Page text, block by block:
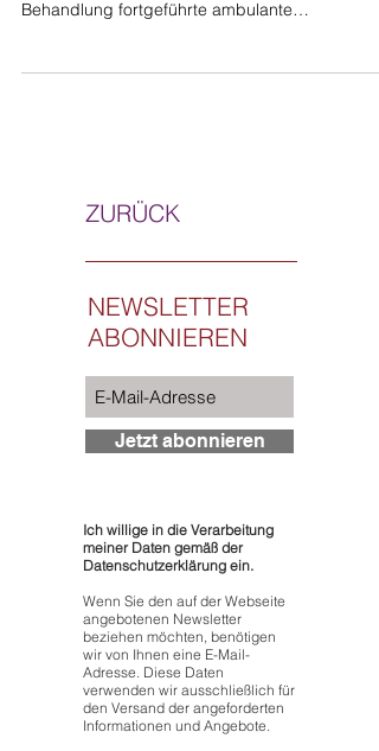
Behandlung fortgeführte ambulante
ZURÜCK
NEWSLETTER
ABONNIEREN
Jetzt abonnieren
Ich willige in die Verarbeitung
meiner Daten gemäß der
Datenschutzerklärung ein.
Wenn Sie den auf der Webseite
angebotenen Newsletter
beziehen möchten, benötigen
wir von Ihnen eine E-Mail-
Adresse. Diese Daten
verwenden wir ausschließlich für
den Versand der angeforderten
Informationen und Angebote.